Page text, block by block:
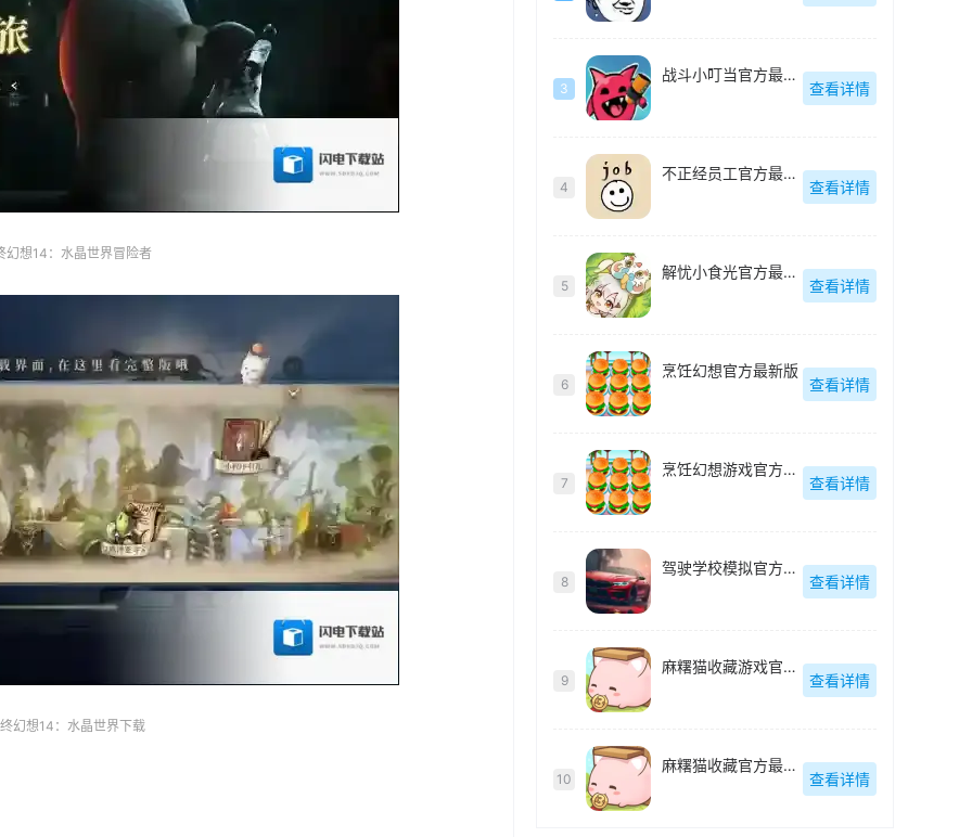
幻想14：水晶世界冒险者
幻想14：水晶世界下载
3
战斗小叮当官方最新版
查看详情
4
不正经员工官方最新版
查看详情
5
解忧小食光官方最新版
查看详情
6
烹饪幻想官方最新版
查看详情
7
烹饪幻想游戏官方最新版
查看详情
8
驾驶学校模拟官方最新版
查看详情
9
麻糬猫收藏游戏官方最新版
查看详情
10
麻糬猫收藏官方最新版
查看详情